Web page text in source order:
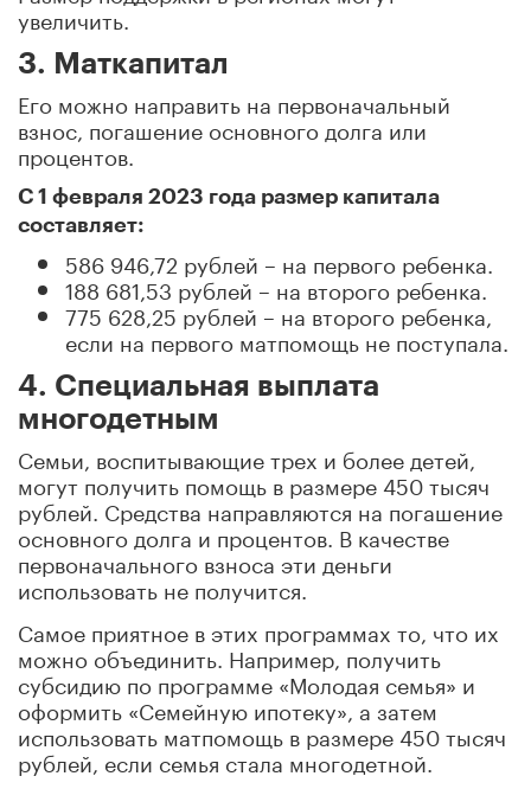
увеличить.
3. Маткапитал
Его можно направить на первоначальный
взнос, погашение основного долга или
процентов.
С 1 февраля 2023 года размер капитала
составляет:
586 946,72 рублей – на первого ребенка.
188 681,53 рублей – на второго ребенка.
775 628,25 рублей – на второго ребенка,
если на первого матпомощь не поступала.
4. Специальная выплата
многодетным
Семьи, воспитывающие трех и более детей,
могут получить помощь в размере 450 тысяч
рублей. Средства направляются на погашение
основного долга и процентов. В качестве
первоначального взноса эти деньги
использовать не получится.
Самое приятное в этих программах то, что их
можно объединить. Например, получить
субсидию по программе «Молодая семья» и
оформить «Семейную ипотеку», а затем
использовать матпомощь в размере 450 тысяч
рублей, если семья стала многодетной.